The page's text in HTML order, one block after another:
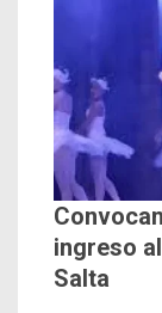
ingreso
Salta